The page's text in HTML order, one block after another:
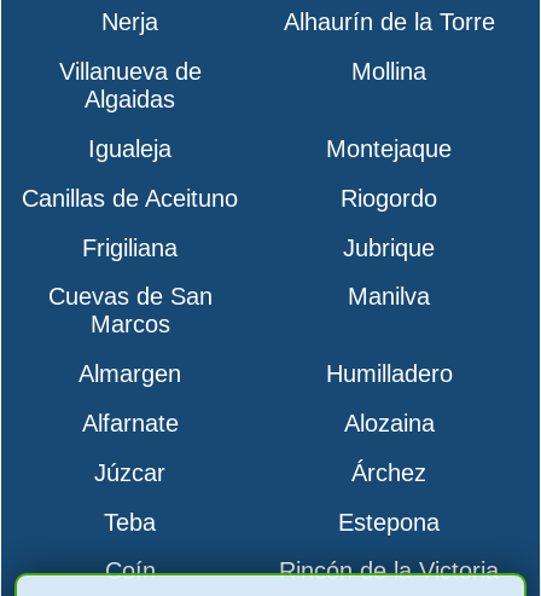
Nerja
Alhaurín de la Torre
Villanueva de
Algaidas
Mollina
Igualeja
Montejaque
Canillas de Aceituno
Riogordo
Frigiliana
Jubrique
Cuevas de San
Marcos
Manilva
Almargen
Humilladero
Alfarnate
Alozaina
Júzcar
Árchez
Teba
Estepona
Coín
Rincón de la Victoria